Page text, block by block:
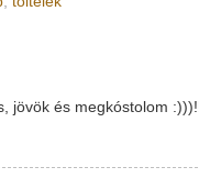
jövök és megkóstolom